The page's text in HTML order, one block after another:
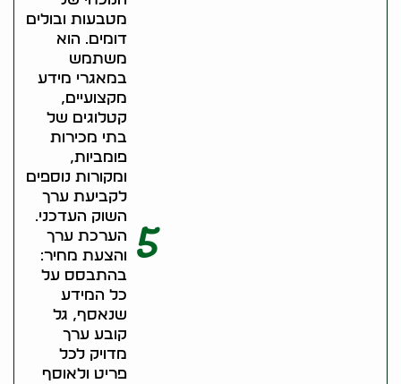
מטבעות ובולים
דומים. הוא
משתמש
במאגרי מידע
מקצועיים,
קטלוגים של
בתי מכירות
פומביות,
ומקורות נוספים
לקביעת ערך
השוק העדכני.
5
הערכת ערך
והצעת מחיר:
בהתבסס על
כל המידע
שנאסף, גל
קובע ערך
מדויק לכל
פריט ולאוסף